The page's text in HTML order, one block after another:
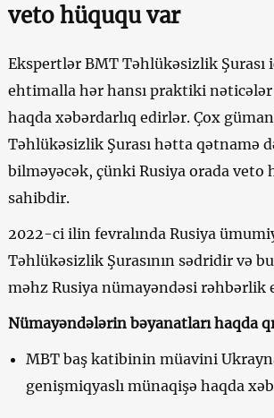
veto hüququ var
Ekspertlər BMT Təhlükəsizlik Şurası
ehtimalla hər hansı praktiki nəticələr
haqda xəbərdarlıq edirlər. Çox
Təhlükəsizlik Şurası hətta qətnamə
bilməyəcək, çünki Rusiya orada veto
sahibdir.
2022-ci ilin fevralında Rusiya
Təhlükəsizlik Şurasının sədridir və
məhz Rusiya nümayəndəsi rəhbərlik
Nümayəndələrin bəyanatları haqda
MBT baş katibinin müavini
genişmiqyaslı münaqişə haqda